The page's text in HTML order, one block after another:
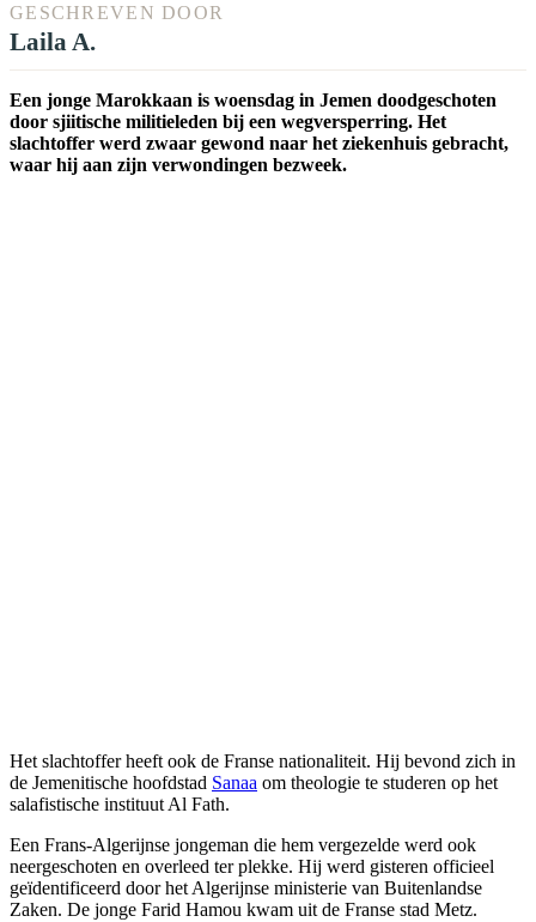
GESCHREVEN DOOR
Laila A.
Een jonge Marokkaan is woensdag in Jemen doodgeschoten
door sjiitische militieleden bij een wegversperring. Het
slachtoffer werd zwaar gewond naar het ziekenhuis gebracht,
waar hij aan zijn verwondingen bezweek.
Het slachtoffer heeft ook de Franse nationaliteit. Hij bevond zich in
de Jemenitische hoofdstad Sanaa om theologie te studeren op het
salafistische instituut Al Fath.
Een Frans-Algerijnse jongeman die hem vergezelde werd ook
neergeschoten en overleed ter plekke. Hij werd gisteren officieel
geïdentificeerd door het Algerijnse ministerie van Buitenlandse
Zaken. De jonge Farid Hamou kwam uit de Franse stad Metz.